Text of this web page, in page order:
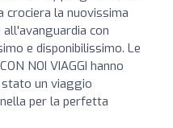
crociera la nuovissima
all'avanguardia con
e disponibilissimo. Le
NOI VIAGGI hanno
un viaggio
per la perfetta